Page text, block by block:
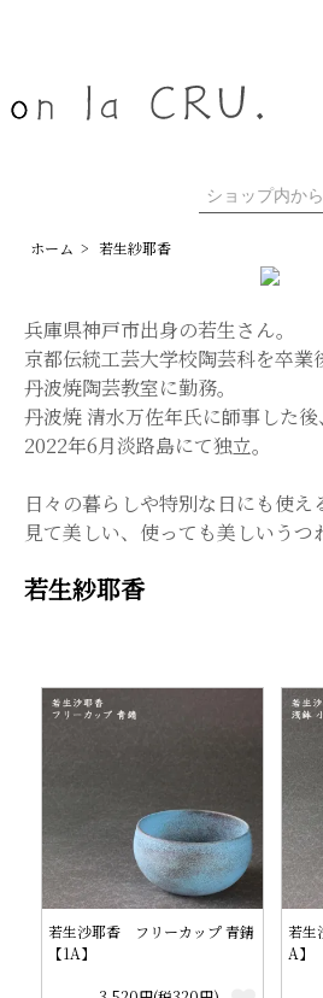
ホーム > 若生紗耶香
兵庫県神戸市出身の若生さん。
京都伝統工芸大学校陶芸科を卒業
丹波焼陶芸教室に勤務。
丹波焼 清水万佐年氏に師事した後、
2022年6月淡路島にて独立。
日々の暮らしや特別な日にも使え
見て美しい、使っても美しいうつ
若生紗耶香
若生沙耶香 フリーカップ 青錆
【1A】
若生
A】